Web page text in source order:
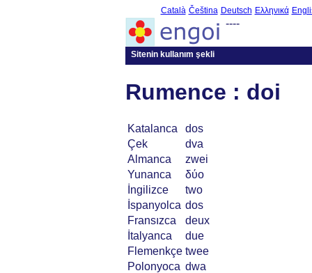
Català Čeština Deutsch Ελληνικά
----
Sitenin kullanım şekli
Rumence : doi
Katalanca
dos
Çek
dva
Almanca
zwei
Yunanca
δύο
İngilizce
two
İspanyolca dos
Fransızca
deux
İtalyanca
due
Flemenkçe twee
Polonyoca dwa